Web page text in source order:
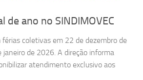
de ano no SINDIMOVEC
coletivas em 22 de dezembro de
de 2026. A direção informa
atendimento exclusivo aos